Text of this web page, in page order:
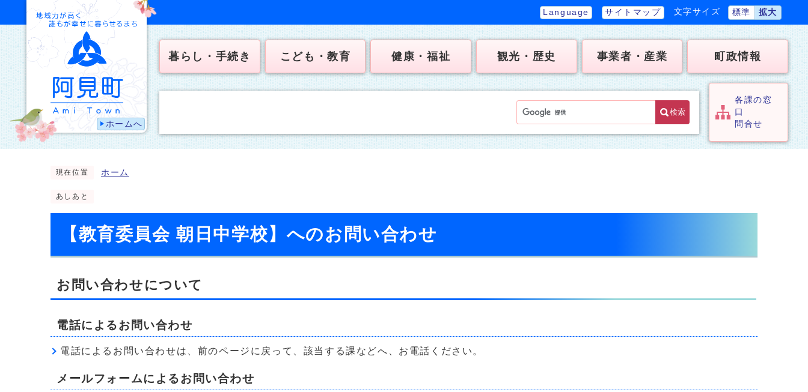
ホームへ
Language サイトマップ 文字サイズ 標準 拡大
暮らし・手続き こども・教育 健康・福祉 観光・歴史 事業者・産業 町政情報
検索
各課の窓
口
問合せ
現在位置 ホーム
あしあと
【教育委員会 朝日中学校】へのお問い合わせ
お問い合わせについて
電話によるお問い合わせ
電話によるお問い合わせは、前のページに戻って、該当する課などへ、お電話ください。
メールフォームによるお問い合わせ